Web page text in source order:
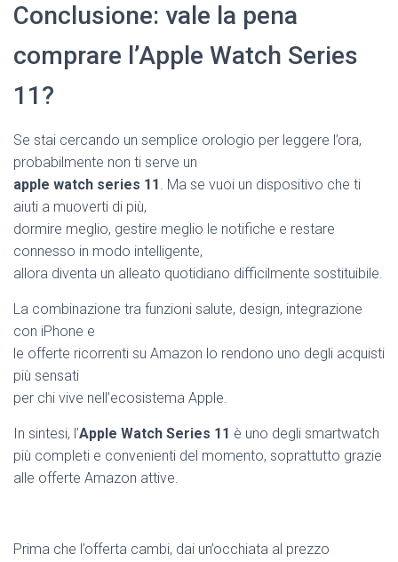
Conclusione: vale la pena
comprare l’Apple Watch Series
11?
Se stai cercando un semplice orologio per leggere l’ora,
probabilmente non ti serve un
apple watch series 11 . Ma se vuoi un dispositivo che ti
aiuti a muoverti di più,
dormire meglio, gestire meglio le notifiche e restare
connesso in modo intelligente,
allora diventa un alleato quotidiano difficilmente sostituibile.
La combinazione tra funzioni salute, design, integrazione
con iPhone e
le offerte ricorrenti su Amazon lo rendono uno degli acquisti
più sensati
per chi vive nell’ecosistema Apple.
In sintesi, l’Apple Watch Series 11 è uno degli smartwatch
più completi e convenienti del momento, soprattutto grazie
alle offerte Amazon attive.
Prima che l’offerta cambi, dai un’occhiata al prezzo